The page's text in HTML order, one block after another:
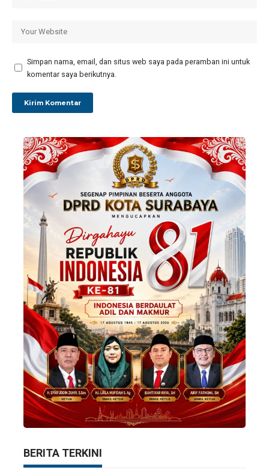
Simpan nama, email, dan situs web saya pada peramban ini untuk
komentar saya berikutnya.
BERITA TERKINI